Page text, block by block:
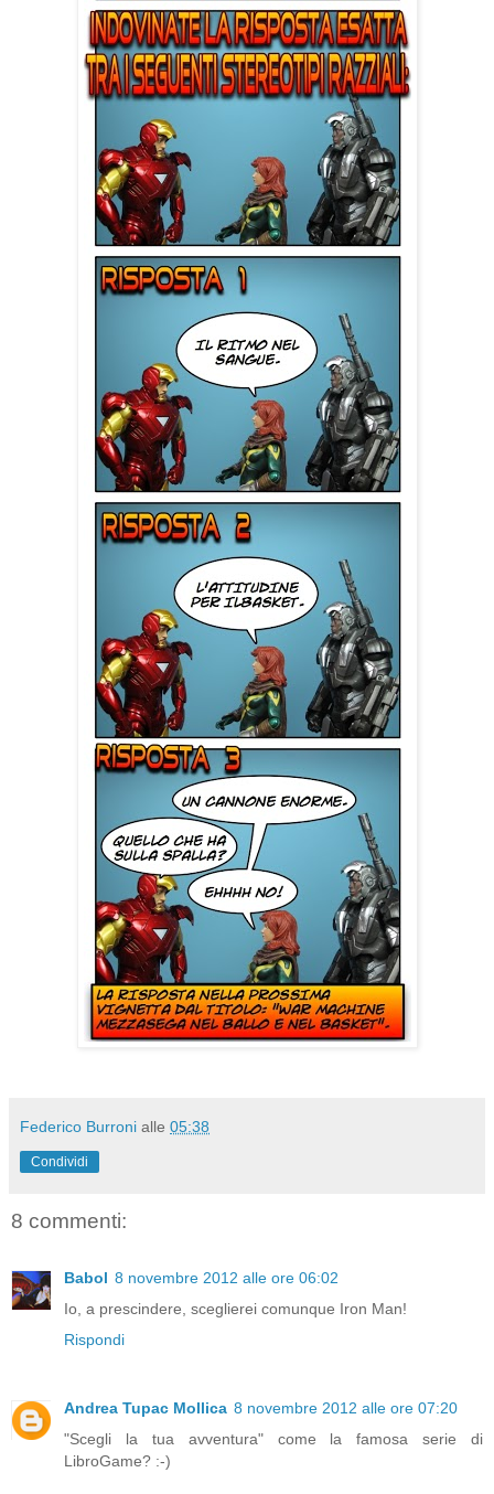
Federico Burroni alle 05:38
Condividi
8 commenti:
Babol 8 novembre 2012 alle ore 06:02
Io, a prescindere, sceglierei comunque Iron Man!
Rispondi
Andrea Tupac Mollica 8 novembre 2012 alle ore 07:20
"Scegli la tua avventura" come la famosa serie di
LibroGame? :-)